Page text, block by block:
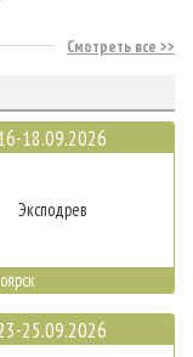
Смотреть все
18.09.2026
Эксподрев
25.09.2026